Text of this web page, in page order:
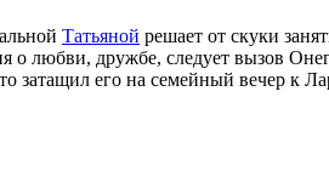
Татьяной решает от скуки
о любви, дружбе, следует вызов
его на семейный вечер к